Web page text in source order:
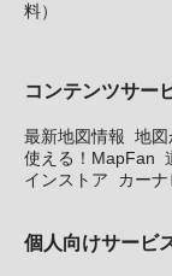
料）
コンテンツサー
最新地図情報 地図
使える！MapFan
インストア
カー
個人向けサービ